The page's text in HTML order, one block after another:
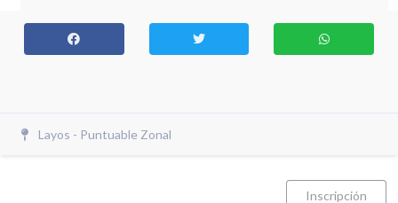
Layos - Puntuable Zonal
Inscripción